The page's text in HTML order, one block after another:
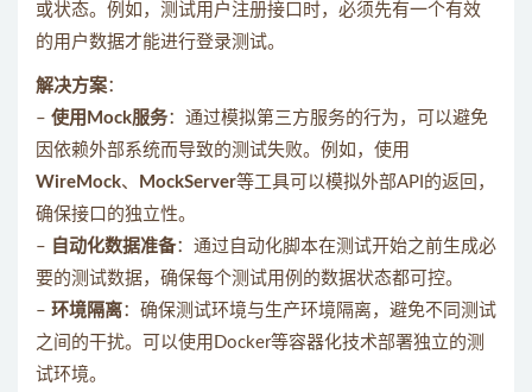
或状态。例如，测试用户注册接口时，必须先有一个有效
的用户数据才能进行登录测试。
解决方案：
– 使用Mock服务：通过模拟第三方服务的行为，可以避免
因依赖外部系统而导致的测试失败。例如，使用
WireMock、 MockServer等工具可以模拟外部API的返回，
确保接口的独立性。
– 自动化数据准备：通过自动化脚本在测试开始之前生成必
要的测试数据，确保每个测试用例的数据状态都可控。
– 环境隔离 ：确保测试环境与生产环境隔离，避免不同测试
之间的干扰。可以使用Docker等容器化技术部署独立的测
试环境。